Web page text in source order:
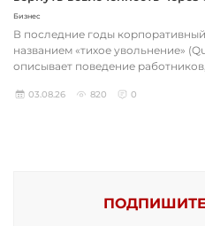
Бизнес
В последние годы
названием «тихое увольнение»
описывает поведение работников,
03.08.26 820 0